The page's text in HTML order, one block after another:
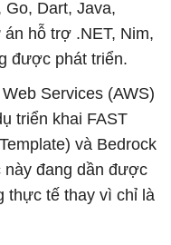
Go, Dart, Java,
hỗ trợ .NET, Nim,
được phát triển.
Services (AWS)
triển khai FAST
và Bedrock
này đang dần được
thực tế thay vì chỉ là